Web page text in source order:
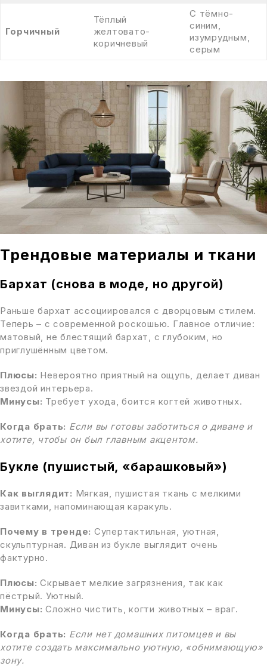
Горчичный
Тёплый
желтовато-
коричневый
С тёмно-
синим,
изумрудным,
серым
Трендовые материалы и ткани
Бархат (снова в моде, но другой)
Раньше бархат ассоциировался с дворцовым стилем.
Теперь – с современной роскошью. Главное отличие:
матовый, не блестящий бархат, с глубоким, но
приглушённым цветом.
Плюсы: Невероятно приятный на ощупь, делает диван
звездой интерьера.
Минусы: Требует ухода, боится когтей животных.
Когда брать: Если вы готовы заботиться о диване и
хотите, чтобы он был главным акцентом.
Букле (пушистый, «барашковый»)
Как выглядит: Мягкая, пушистая ткань с мелкими
завитками, напоминающая каракуль.
Почему в тренде: Супертактильная, уютная,
скульптурная. Диван из букле выглядит очень
фактурно.
Плюсы: Скрывает мелкие загрязнения, так как
пёстрый. Уютный.
Минусы: Сложно чистить, когти животных – враг.
Когда брать: Если нет домашних питомцев и вы
хотите создать максимально уютную, «обнимающую»
зону.